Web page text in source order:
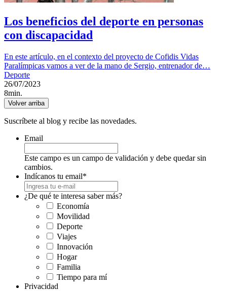
Los beneficios del deporte en personas
con discapacidad
En este artículo, en el contexto del proyecto de Cofidis Vidas
Paralímpicas vamos a ver de la mano de Sergio, entrenador de…
Deporte
26/07/2023
8min.
Volver arriba
Suscríbete al blog y recibe las novedades.
Email
Este campo es un campo de validación y debe quedar sin
cambios.
Indícanos tu email*
¿De qué te interesa saber más?
Economía
Movilidad
Deporte
Viajes
Innovación
Hogar
Familia
Tiempo para mí
Privacidad